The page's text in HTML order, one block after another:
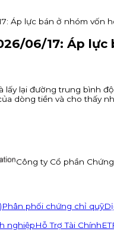
Áp lực bán ở nhóm vốn
06/17: Áp lực
lấy lại đường trung bình
dòng tiền và cho thấy
Công ty Cổ phần
Phân phối chứng chỉ quỹ
nghiệpHỗ Trợ Tài Chính